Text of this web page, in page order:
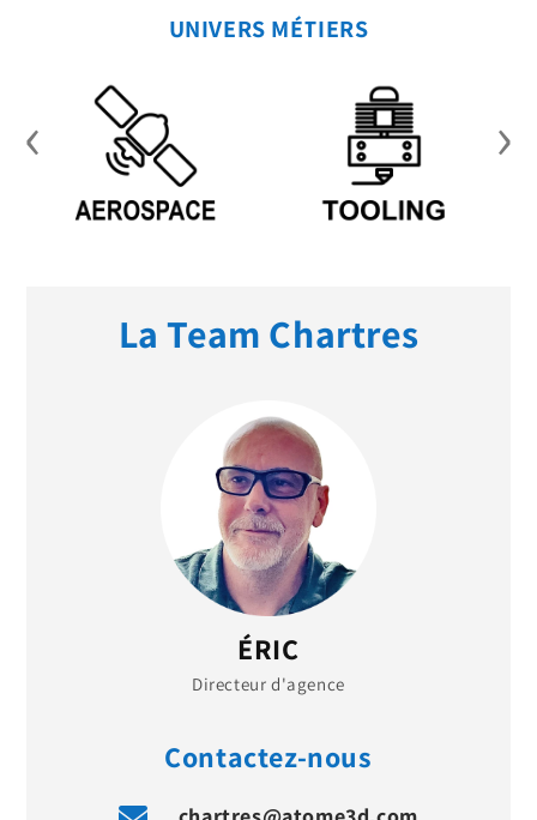
UNIVERS MÉTIERS
‹ ›
La Team Chartres
ÉRIC
Directeur d'agence
Contactez-nous